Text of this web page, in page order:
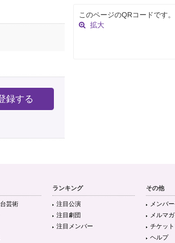
録する
このページのQRコードです。
拡大
芸術
ランキング
注目公演
注目劇団
注目メンバー
その他
メンバ
メルマ
チケッ
ヘルプ